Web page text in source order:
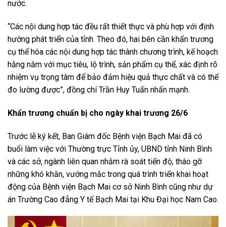
nước.
“Các nội dung hợp tác đều rất thiết thực và phù hợp với định
hướng phát triển của tỉnh. Theo đó, hai bên cần khẩn trương
cụ thể hóa các nội dung hợp tác thành chương trình, kế hoạch
hằng năm với mục tiêu, lộ trình, sản phẩm cụ thể, xác định rõ
nhiệm vụ trọng tâm để bảo đảm hiệu quả thực chất và có thể
đo lường được”, đồng chí Trần Huy Tuấn nhấn mạnh.
Khẩn trương chuẩn bị cho ngày khai trương 26/6
Trước lễ ký kết, Ban Giám đốc Bệnh viện Bạch Mai đã có
buổi làm việc với Thường trực Tỉnh ủy, UBND tỉnh Ninh Bình
và các sở, ngành liên quan nhằm rà soát tiến độ, tháo gỡ
những khó khăn, vướng mắc trong quá trình triển khai hoạt
động của Bệnh viện Bạch Mai cơ sở Ninh Bình cũng như dự
án Trường Cao đẳng Y tế Bạch Mai tại Khu Đại học Nam Cao.